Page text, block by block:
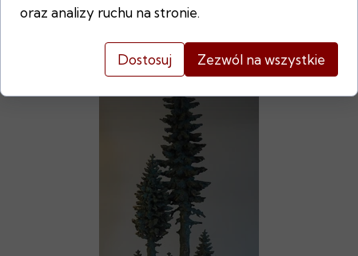
3730,00 PLN
oraz analizy ruchu na stronie.
Dostosuj Zezwól na wszystkie